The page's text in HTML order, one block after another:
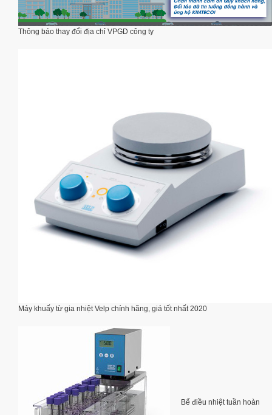
Thông báo thay đổi địa chỉ VPGD công ty
Máy khuấy từ gia nhiệt Velp chính hãng, giá tốt nhất 2020
Bể điều nhiệt tuần hoàn